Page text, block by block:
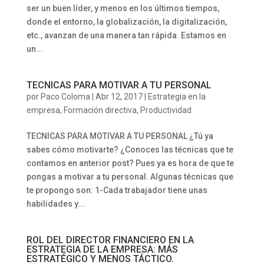
ser un buen líder, y menos en los últimos tiempos,
donde el entorno, la globalización, la digitalización,
etc., avanzan de una manera tan rápida. Estamos en
un...
TECNICAS PARA MOTIVAR A TU PERSONAL
por Paco Coloma Abr 12, 2017|
Estrategia en la
empresa, Formación directiva, Productividad
TECNICAS PARA MOTIVAR A TU PERSONAL ¿Tú ya
sabes cómo motivarte? ¿Conoces las técnicas que te
contamos en anterior post? Pues ya es hora de que te
pongas a motivar a tu personal. Algunas técnicas que
te propongo son: 1-Cada trabajador tiene unas
habilidades y...
ROL DEL DIRECTOR FINANCIERO EN LA
ESTRATEGIA DE LA EMPRESA: MÁS
ESTRATÉGICO Y MENOS TÁCTICO.